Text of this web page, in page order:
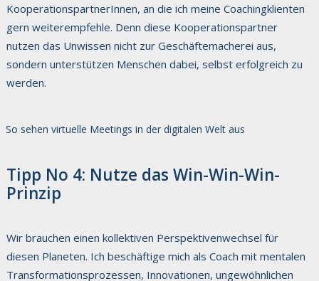
KooperationspartnerInnen, an die ich meine Coachingklienten
gern weiterempfehle. Denn diese Kooperationspartner
nutzen das Unwissen nicht zur Geschäftemacherei aus,
sondern unterstützen Menschen dabei, selbst erfolgreich zu
werden.
So sehen virtuelle Meetings in der digitalen Welt aus
Tipp No 4: Nutze das Win-Win-Win-
Prinzip
Wir brauchen einen kollektiven Perspektivenwechsel für
diesen Planeten. Ich beschäftige mich als Coach mit mentalen
Transformationsprozessen, Innovationen, ungewöhnlichen